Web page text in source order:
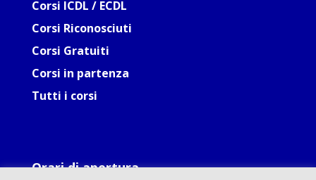
Corsi ICDL / ECDL
Corsi Riconosciuti
Corsi Gratuiti
Corsi in partenza
Tutti i corsi
Orari di apertura